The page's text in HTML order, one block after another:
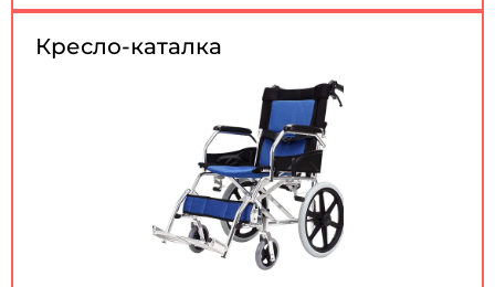
Кресло-каталка